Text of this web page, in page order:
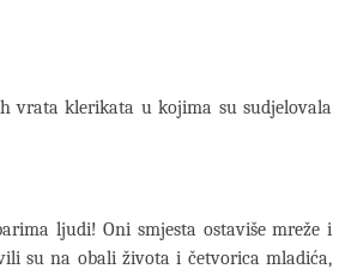
vrata klerikata u kojima su sudjelovala
ljudi! Oni smjesta ostaviše mreže i
su na obali života i četvorica mladića,